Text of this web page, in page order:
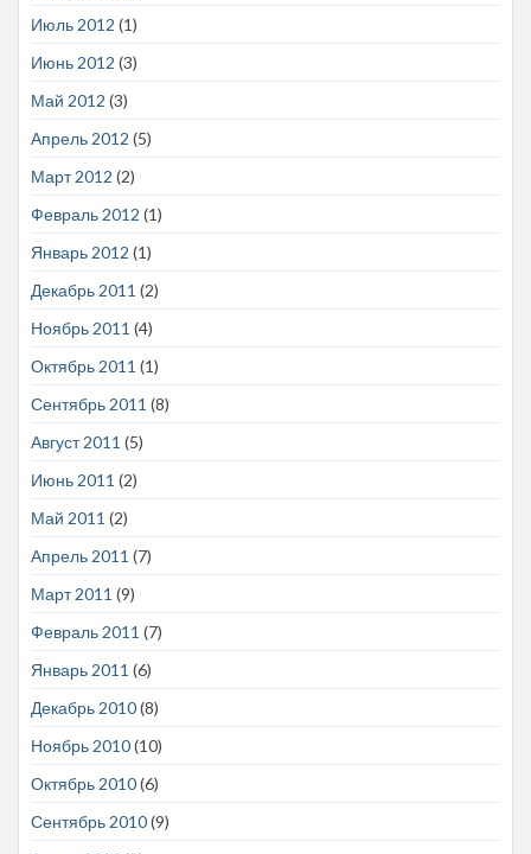
Июль 2012 (1)
Июнь 2012 (3)
Май 2012 (3)
Апрель 2012 (5)
Март 2012 (2)
Февраль 2012 (1)
Январь 2012 (1)
Декабрь 2011 (2)
Ноябрь 2011 (4)
Октябрь 2011 (1)
Сентябрь 2011 (8)
Август 2011 (5)
Июнь 2011 (2)
Май 2011 (2)
Апрель 2011 (7)
Март 2011 (9)
Февраль 2011 (7)
Январь 2011 (6)
Декабрь 2010(8)
Ноябрь 2010(10)
Октябрь 2010(6)
Сентябрь 2010(9)